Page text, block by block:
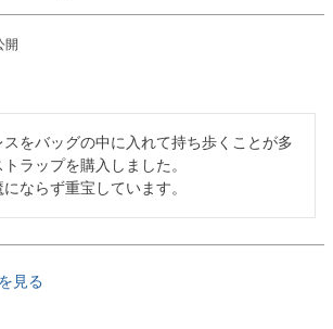
開
スをバッグの中に入れて持ち歩くことが多
ラップを購入しました。
ならず重宝しています。
見る